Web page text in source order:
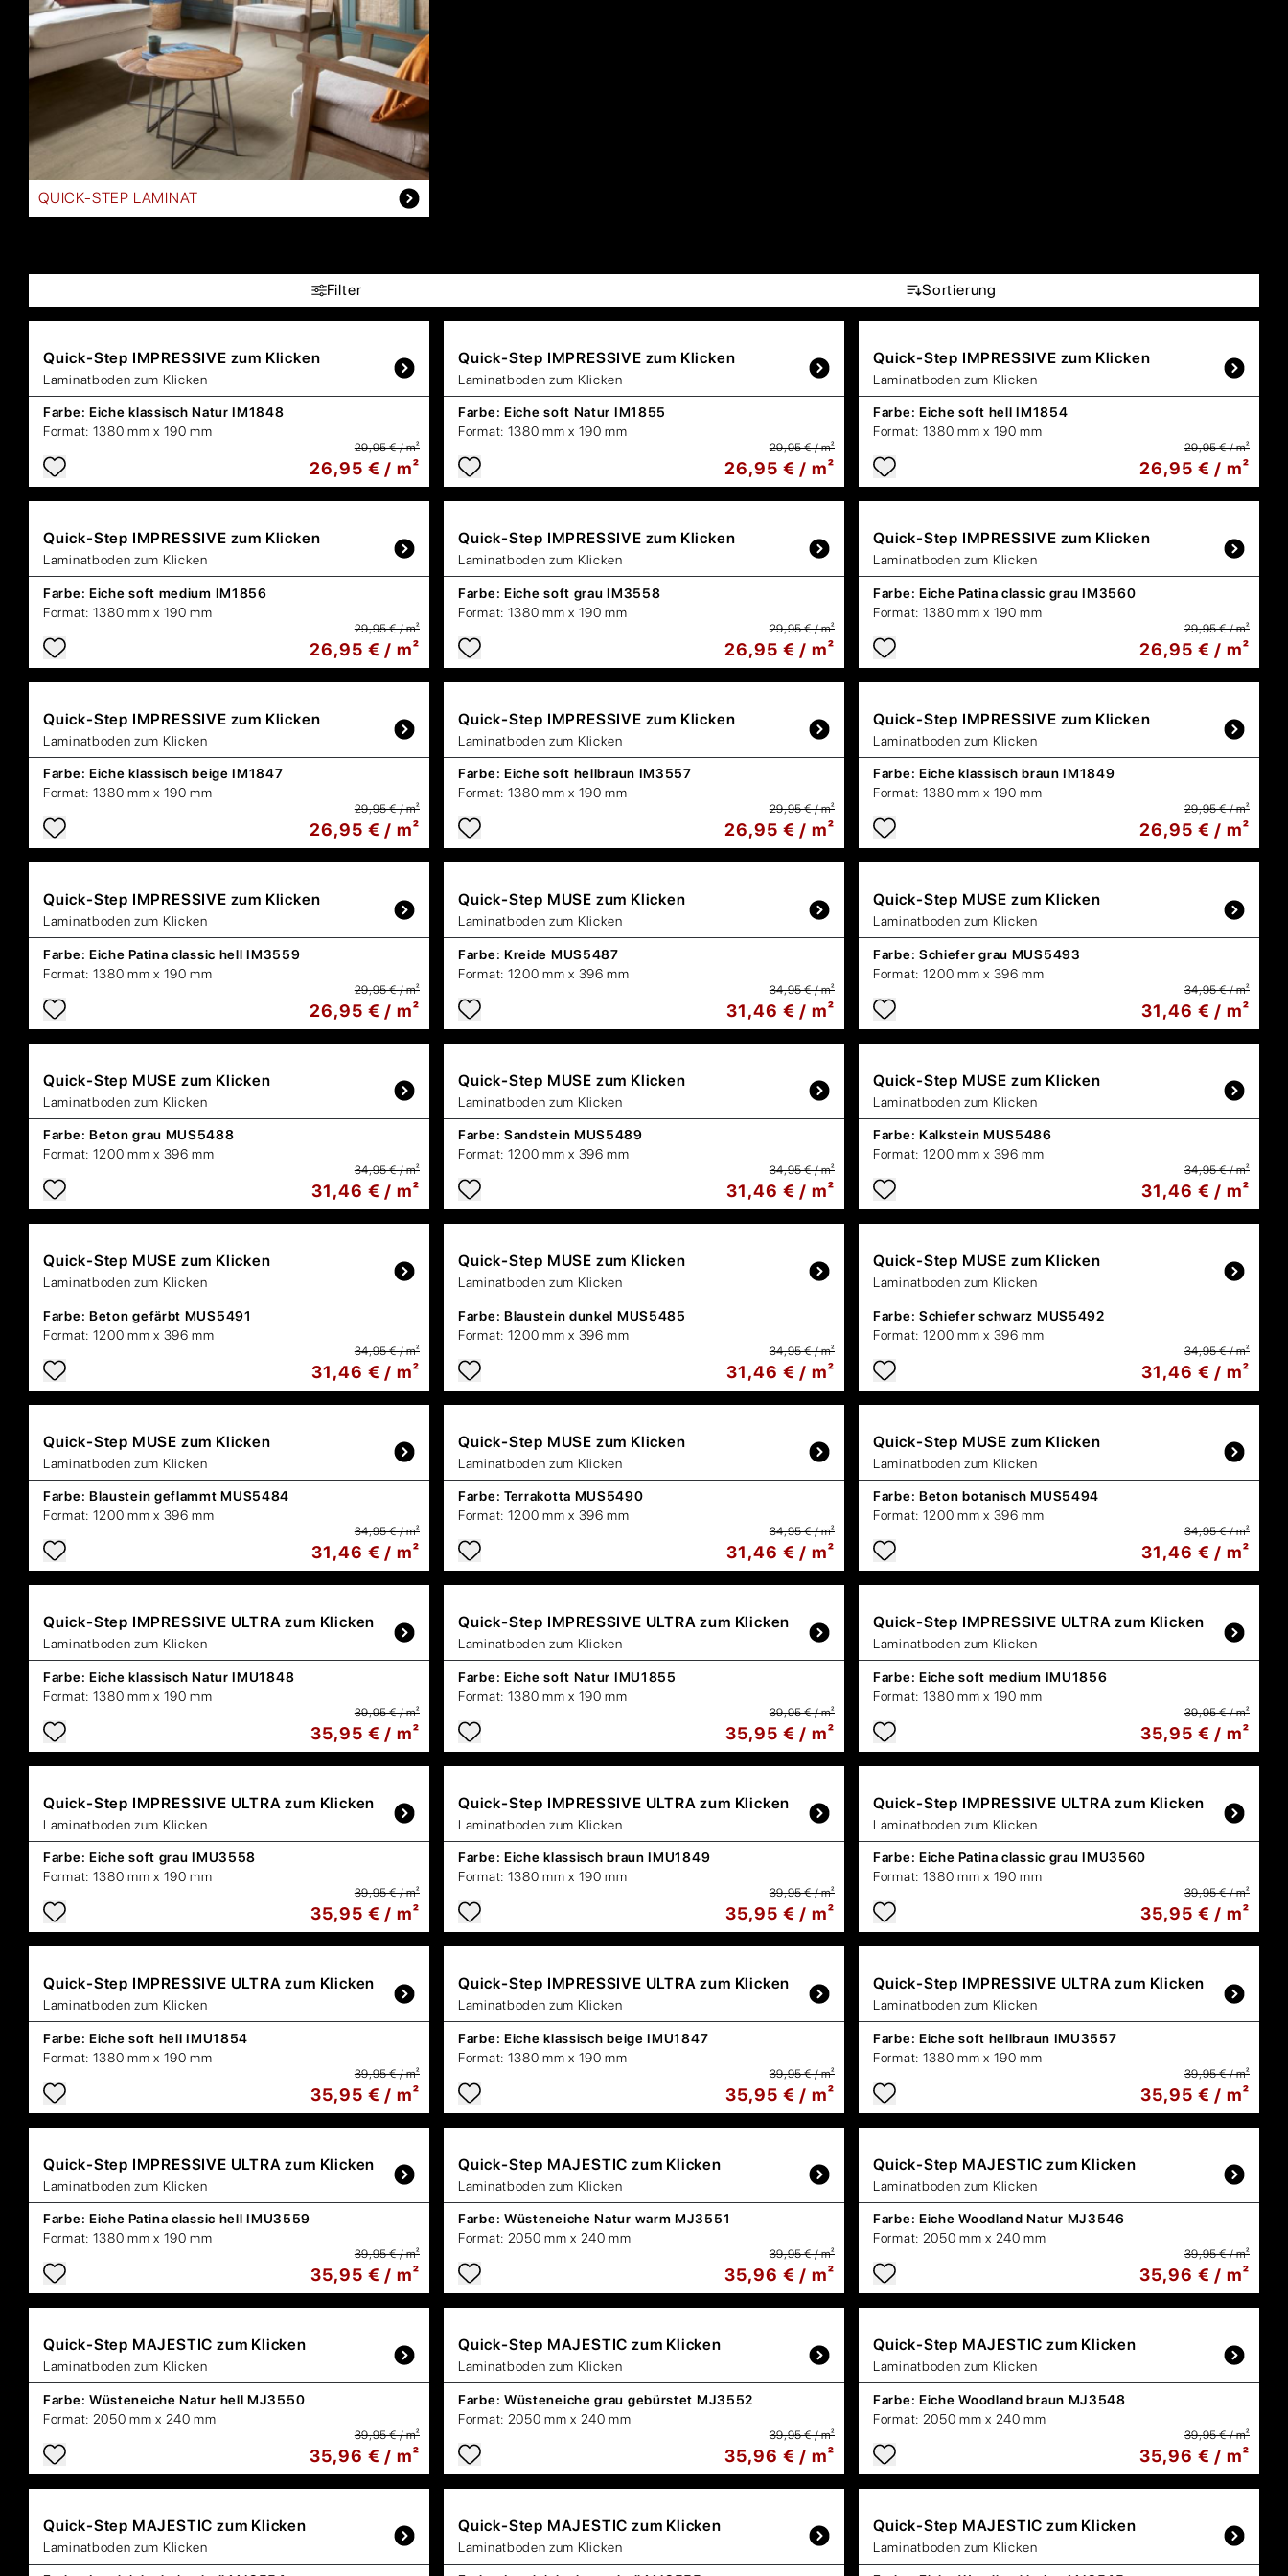
QUICK-STEP LAMINAT
Filter Sortierung
Quick-Step IMPRESSIVE zum Klicken
Laminatboden zum Klicken
Farbe: Eiche klassisch Natur IM1848
Format: 1380 mm x 190 mm
29,95 € / m²
26,95 € / m²
Quick-Step IMPRESSIVE zum Klicken
Laminatboden zum Klicken
Farbe: Eiche soft Natur IM1855
Format: 1380 mm x 190 mm
29,95 € / m²
26,95 € / m²
Quick-Step IMPRESSIVE zum Klicken
Laminatboden zum Klicken
Farbe: Eiche soft hell IM1854
Format: 1380 mm x 190 mm
29,95 € / m²
26,95 € / m²
Quick-Step IMPRESSIVE zum Klicken
Laminatboden zum Klicken
Farbe: Eiche soft medium IM1856
Format: 1380 mm x 190 mm
29,95 € / m²
26,95 € / m²
Quick-Step IMPRESSIVE zum Klicken
Laminatboden zum Klicken
Farbe: Eiche soft grau IM3558
Format: 1380 mm x 190 mm
29,95 € / m²
26,95 € / m²
Quick-Step IMPRESSIVE zum Klicken
Laminatboden zum Klicken
Farbe: Eiche Patina classic grau IM3560
Format: 1380 mm x 190 mm
29,95 € / m²
26,95 € / m²
Quick-Step IMPRESSIVE zum Klicken
Laminatboden zum Klicken
Farbe: Eiche klassisch beige IM1847
Format: 1380 mm x 190 mm
29,95 € / m²
26,95 € / m²
Quick-Step IMPRESSIVE zum Klicken
Laminatboden zum Klicken
Farbe: Eiche soft hellbraun IM3557
Format: 1380 mm x 190 mm
29,95 € / m²
26,95 € / m²
Quick-Step IMPRESSIVE zum Klicken
Laminatboden zum Klicken
Farbe: Eiche klassisch braun IM1849
Format: 1380 mm x 190 mm
29,95 € / m²
26,95 € / m²
Quick-Step IMPRESSIVE zum Klicken
Laminatboden zum Klicken
Farbe: Eiche Patina classic hell IM3559
Format: 1380 mm x 190 mm
29,95 € / m²
26,95 € / m²
Quick-Step MUSE zum Klicken
Laminatboden zum Klicken
Farbe: Kreide MUS5487
Format: 1200 mm x 396 mm
34,95 € / m²
31,46 € / m²
Quick-Step MUSE zum Klicken
Laminatboden zum Klicken
Farbe: Schiefer grau MUS5493
Format: 1200 mm x 396 mm
34,95 € / m²
31,46 € / m²
Quick-Step MUSE zum Klicken
Laminatboden zum Klicken
Farbe: Beton grau MUS5488
Format: 1200 mm x 396 mm
34,95 € / m²
31,46 € / m²
Quick-Step MUSE zum Klicken
Laminatboden zum Klicken
Farbe: Sandstein MUS5489
Format: 1200 mm x 396 mm
34,95 € / m²
31,46 € / m²
Quick-Step MUSE zum Klicken
Laminatboden zum Klicken
Farbe: Kalkstein MUS5486
Format: 1200 mm x 396 mm
34,95 € / m²
31,46 € / m²
Quick-Step MUSE zum Klicken
Laminatboden zum Klicken
Farbe: Beton gefärbt MUS5491
Format: 1200 mm x 396 mm
34,95 € / m²
31,46 € / m²
Quick-Step MUSE zum Klicken
Laminatboden zum Klicken
Farbe: Blaustein dunkel MUS5485
Format: 1200 mm x 396 mm
34,95 € / m²
31,46 € / m²
Quick-Step MUSE zum Klicken
Laminatboden zum Klicken
Farbe: Schiefer schwarz MUS5492
Format: 1200 mm x 396 mm
34,95 € / m²
31,46 € / m²
Quick-Step MUSE zum Klicken
Laminatboden zum Klicken
Farbe: Blaustein geflammt MUS5484
Format: 1200 mm x 396 mm
34,95 € / m²
31,46 € / m²
Quick-Step MUSE zum Klicken
Laminatboden zum Klicken
Farbe: Terrakotta MUS5490
Format: 1200 mm x 396 mm
34,95 € / m²
31,46 € / m²
Quick-Step MUSE zum Klicken
Laminatboden zum Klicken
Farbe: Beton botanisch MUS5494
Format: 1200 mm x 396 mm
34,95 € / m²
31,46 € / m²
Quick-Step IMPRESSIVE ULTRA zum Klicken
Laminatboden zum Klicken
Farbe: Eiche klassisch Natur IMU1848
Format: 1380 mm x 190 mm
39,95 € / m²
35,95 € / m²
Quick-Step IMPRESSIVE ULTRA zum Klicken
Laminatboden zum Klicken
Farbe: Eiche soft Natur IMU1855
Format: 1380 mm x 190 mm
39,95 € / m²
35,95 € / m²
Quick-Step IMPRESSIVE ULTRA zum Klicken
Laminatboden zum Klicken
Farbe: Eiche soft medium IMU1856
Format: 1380 mm x 190 mm
39,95 € / m²
35,95 € / m²
Quick-Step IMPRESSIVE ULTRA zum Klicken
Laminatboden zum Klicken
Farbe: Eiche soft grau IMU3558
Format: 1380 mm x 190 mm
39,95 € / m²
35,95 € / m²
Quick-Step IMPRESSIVE ULTRA zum Klicken
Laminatboden zum Klicken
Farbe: Eiche klassisch braun IMU1849
Format: 1380 mm x 190 mm
39,95 € / m²
35,95 € / m²
Quick-Step IMPRESSIVE ULTRA zum Klicken
Laminatboden zum Klicken
Farbe: Eiche Patina classic grau IMU3560
Format: 1380 mm x 190 mm
39,95 € / m²
35,95 € / m²
Quick-Step IMPRESSIVE ULTRA zum Klicken
Laminatboden zum Klicken
Farbe: Eiche soft hell IMU1854
Format: 1380 mm x 190 mm
39,95 € / m²
35,95 € / m²
Quick-Step IMPRESSIVE ULTRA zum Klicken
Laminatboden zum Klicken
Farbe: Eiche klassisch beige IMU1847
Format: 1380 mm x 190 mm
39,95 € / m²
35,95 € / m²
Quick-Step IMPRESSIVE ULTRA zum Klicken
Laminatboden zum Klicken
Farbe: Eiche soft hellbraun IMU3557
Format: 1380 mm x 190 mm
39,95 € / m²
35,95 € / m²
Quick-Step IMPRESSIVE ULTRA zum Klicken
Laminatboden zum Klicken
Farbe: Eiche Patina classic hell IMU3559
Format: 1380 mm x 190 mm
39,95 € / m²
35,95 € / m²
Quick-Step MAJESTIC zum Klicken
Laminatboden zum Klicken
Farbe: Wüsteneiche Natur warm MJ3551
Format: 2050 mm x 240 mm
39,95 € / m²
35,96 € / m²
Quick-Step MAJESTIC zum Klicken
Laminatboden zum Klicken
Farbe: Eiche Woodland Natur MJ3546
Format: 2050 mm x 240 mm
39,95 € / m²
35,96 € / m²
Quick-Step MAJESTIC zum Klicken
Laminatboden zum Klicken
Farbe: Wüsteneiche Natur hell MJ3550
Format: 2050 mm x 240 mm
39,95 € / m²
35,96 € / m²
Quick-Step MAJESTIC zum Klicken
Laminatboden zum Klicken
Farbe: Wüsteneiche grau gebürstet MJ3552
Format: 2050 mm x 240 mm
39,95 € / m²
35,96 € / m²
Quick-Step MAJESTIC zum Klicken
Laminatboden zum Klicken
Farbe: Eiche Woodland braun MJ3548
Format: 2050 mm x 240 mm
39,95 € / m²
35,96 € / m²
Quick-Step MAJESTIC zum Klicken
Laminatboden zum Klicken
Quick-Step MAJESTIC zum Klicken
Laminatboden zum Klicken
Quick-Step MAJESTIC zum Klicken
Laminatboden zum Klicken